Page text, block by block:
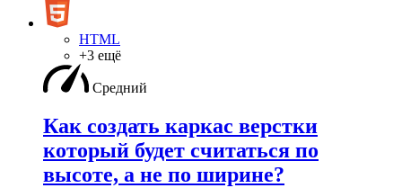
HTML
+3 ещё
Средний
Как создать каркас верстки
который будет считаться по
высоте, а не по ширине?